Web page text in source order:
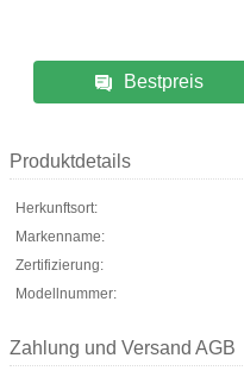
Bestpreis
Produktdetails
Herkunftsort:
Markenname:
Zertifizierung:
Modellnummer:
Zahlung und Versand AGB